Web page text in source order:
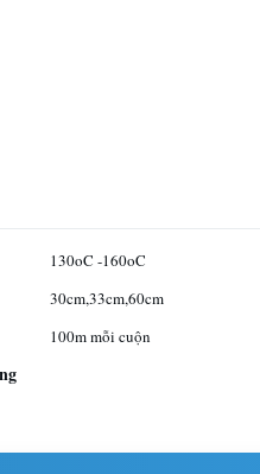
130oC -160oC
30cm,33cm,60cm
100m mỗi cuộn